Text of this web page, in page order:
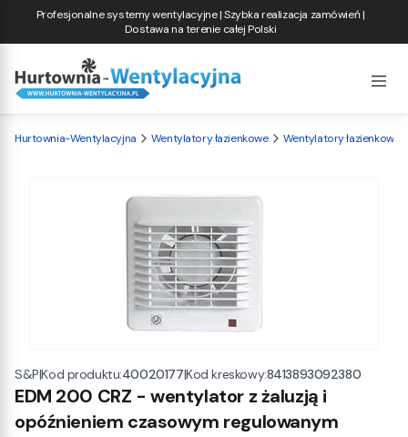
Profesjonalne systemy wentylacyjne | Szybka realizacja zamówień |
Dostawa na terenie całej Polski
Hurtownia-Wentylacyjna Wentylatory łazienkowe Wentylatory łazienkowe
S&P|Kod produktu:40020177|Kod kreskowy:8413893092380
EDM 200 CRZ - wentylator z żaluzją i
opóźnieniem czasowym regulowanym